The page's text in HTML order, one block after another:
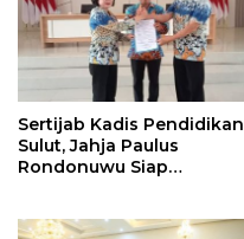
Sertijab Kadis Pendidikan
Sulut, Jahja Paulus
Rondonuwu Siap